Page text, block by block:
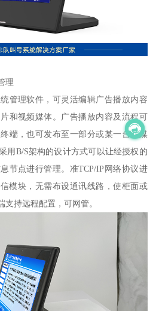
理
管理软件，可灵活编辑广告播放内容
和视频媒体。广告播放内容及流程可
端，也可发布至一部分或某一台多媒
用B/S架构的设计方式可以让经授权的
节点进行管理。准TCP/IP网络协议进
模块，无需布设通讯线路，使柜面或
持远程配置，可网管。